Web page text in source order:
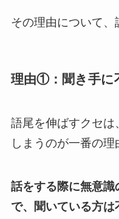
その理由について、
理由①：聞き手に
語尾を伸ばすクセは
しまうのが一番の理
話をする際に無意識
で、聞いている方は